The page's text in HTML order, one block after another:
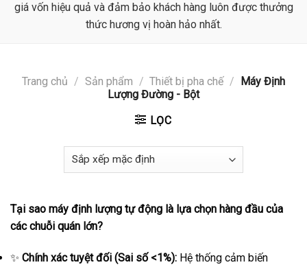
giá vốn hiệu quả và đảm bảo khách hàng luôn được thưởng
thức hương vị hoàn hảo nhất.
Trang chủ / Sản phẩm / Thiết bị pha chế / Máy Định
Lượng Đường - Bột
LỌC
Tại sao máy định lượng tự động là lựa chọn hàng đầu của
các chuỗi quán lớn?
✨ Chính xác tuyệt đối (Sai số <1%): Hệ thống cảm biến